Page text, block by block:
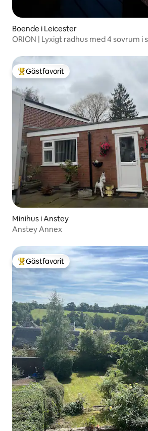
Boende i Leicester
ORION | Lyxigt radhus med 4 sovrum i
Populär gästfavorit
Gästfavorit
Minihus i Anstey
Anstey Annex
Populär gästfavorit
Gästfavorit